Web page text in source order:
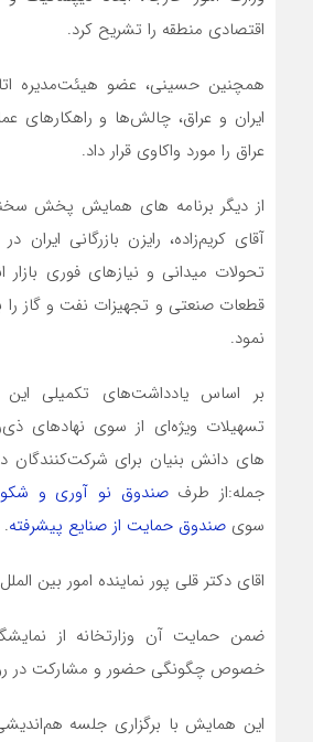
اقتصادی منطقه را تشریح کرد.
همچنین حسینی، عضو هیئت‌مدیره
ایران و عراق، چالش‌ها و راهکارهای
عراق را مورد واکاوی قرار داد.
از دیگر برنامه های همایش پخش
آقای کریم‌زاده، رایزن بازرگانی ایران
تحولات میدانی و نیازهای فوری
قطعات صنعتی و تجهیزات نفت و گاز را
نمود.
بر اساس یادداشت‌های تکمیلی
تسهیلات ویژه‌ای از سوی نهادهای
های دانش بنیان برای شرکت‌کنندگان
جمله:از طرفصندوق نو آوری و
سوی صندوق حمایت از صنایع پیشرفته.
اقای دکتر قلی پور نماینده امور بین
ضمن حمایت آن وزارتخانه از
خصوص چگونگی حضور و مشارکت در
این همایش با برگزاری جلسه